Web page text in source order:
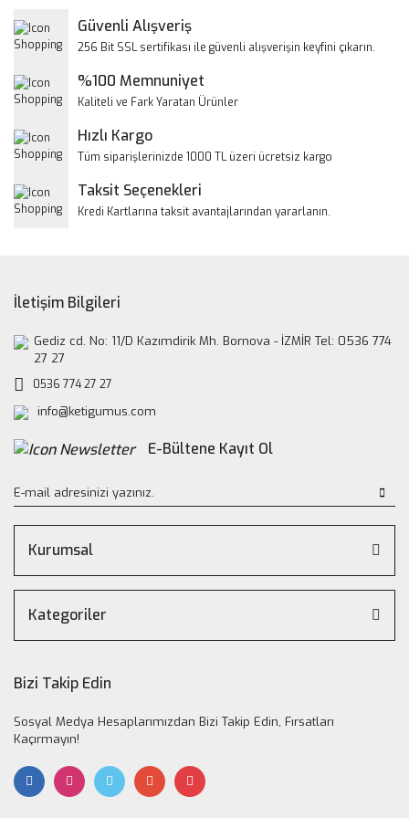
Yorum Yaz
Ürün resmi kalitesiz, bozuk veya görüntülenemiyor.
Ürün bilgilerinde hatalar bulunuyor.
Bu ürüne benzer farklı alternatifler olmalı.
Güvenli Alışveriş
256 Bit SSL sertifikası ile güvenli alışverişin keyfini çıkarın.
%100 Memnuniyet
Kaliteli ve Fark Yaratan Ürünler
Hızlı Kargo
Tüm siparişlerinizde 1000 TL üzeri ücretsiz kargo
Taksit Seçenekleri
Kredi Kartlarına taksit avantajlarından yararlanın.
İletişim Bilgileri
Gediz cd. No: 11/D Kazımdirik Mh. Bornova - İZMİR Tel: 0536 774
27 27
0536 774 27 27
info@ketigumus.com
E-Bültene Kayıt Ol
Kurumsal
Kategoriler
Bizi Takip Edin
Sosyal Medya Hesaplarımızdan Bizi Takip Edin, Fırsatları
Kaçırmayın!